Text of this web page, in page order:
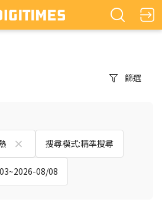
篩選
搜尋模式:精準搜尋
08/08